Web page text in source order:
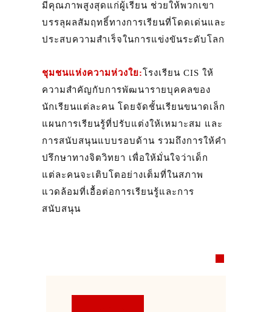
มีคุณภาพสูงสุดแก่ผู้เรียน ช่วยให้พวกเขา
บรรลุผลสัมฤทธิ์ทางการเรียนที่โดดเด่นและ
ประสบความสำเร็จในการแข่งขันระดับโลก
ชุมชนแห่งความห่วงใย: โรงเรียน CIS ให้
ความสำคัญกับการพัฒนารายบุคคลของ
นักเรียนแต่ละคน โดยจัดชั้นเรียนขนาดเล็ก
แผนการเรียนรู้ที่ปรับแต่งให้เหมาะสม และ
การสนับสนุนแบบรอบด้าน รวมถึงการให้คำ
ปรึกษาทางจิตวิทยา เพื่อให้มั่นใจว่าเด็ก
แต่ละคนจะเติบโตอย่างเต็มที่ในสภาพ
แวดล้อมที่เอื้อต่อการเรียนรู้และการ
สนับสนุน